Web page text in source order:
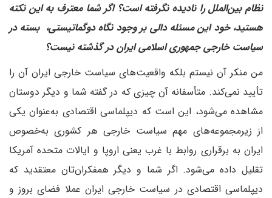
نظام بین‌الملل را نادیده نگرفته است؟ اگر شما معترف به این نکته
هستید، خود این مسئله دالی بر وجود نگاه دوگماتیستی، بسته در
سیاست خارجی جمهوری اسلامی ایران در گذشته نیست؟
من منکر آن نیستم بلکه واقعیت‌های سیاست خارجی ایران آن را
تأیید نمی‌کند. متأسفانه آن چیزی که در گفته شما و دیگر دوستان
مشاهده می‌شود، این است که دیپلماسی اقتصادی به‌عنوان یکی
از زیر‌مجموعه‌های مهم سیاست خارجی هر کشوری به‌خصوص
ایران به برقراری روابط با غرب یعنی اروپا و ایالات متحده آمریکا
تقلیل داده می‌شود. اگر شما و دیگر همفکران‌تان معتقدید که
دیپلماسی اقتصادی در سیاست خارجی ایران عملا فضای بروز و